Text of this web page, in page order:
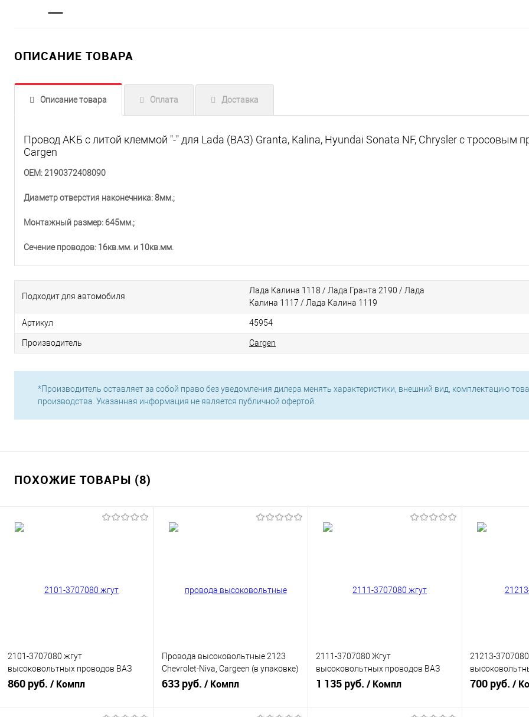
ОПИСАНИЕ ТОВАРА
Описание товара Оплата Доставка
Провод АКБ с литой клеммой "-" для Lada (ВАЗ) Granta, Kalina, Hyundai Sonata NF, Chrysler с тросовым
Cargen
OEM: 2190372408090
Диаметр отверстия наконечника: 8мм.;
Монтажный размер: 645мм.;
Сечение проводов: 16кв.мм. и 10кв.мм.
Подходит для автомобиля
Лада Калина 1118 / Лада Гранта 2190 / Лада
Калина 1117 / Лада Калина 1119
Артикул 45954
Производитель Cargen
*Производитель оставляет за собой право без уведомления дилера менять характеристики, внешний вид, комплектацию
производства. Указанная информация не является публичной офертой.
ПОХОЖИЕ ТОВАРЫ (8)
2101-3707080 жгут
высоковольтных проводов ВАЗ
21010-07 (карбюратор), Cargen
860 руб. / Компл
Провода высоковольтные 2123
Chevrolet-Niva, Cargeen (в упаковке)
2123-3707080-10
633 руб. / Компл
2111-3707080 Жгут
высоковольтных проводов ВАЗ
2108-2115 (инжектор, 8v), Cargen
1 135 руб. / Компл
21213-
(карбюратор),
700 руб. /